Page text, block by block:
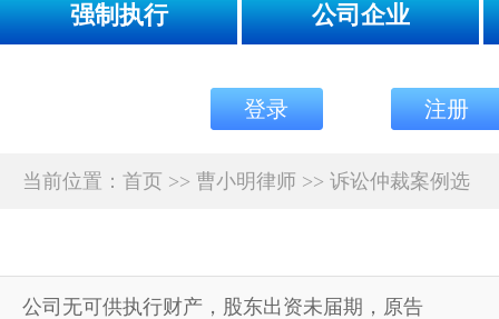
强制执行 公司企业
登录 注册
当前位置： 首页 >> 曹小明律师 >> 诉讼仲裁案例选
公司无可供执行财产，股东出资未届期，原告